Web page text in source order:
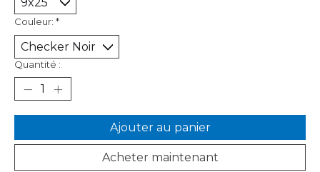
Couleur: *
Quantité :
Ajouter au panier
Acheter maintenant